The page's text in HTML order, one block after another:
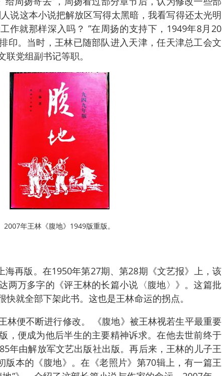
说这本小说把解放区写得太黑暗，我看写得还太光明
作就那样深入吗？ ”在周扬的支持下，1949年8月20
印。当时，王林已随部队进入天津，任天津总工会文
党组副书记等职。
2007年王林《腹地》1949版重版。
海再版。在1950年第27期、第28期《文艺报》上，该
两万多字的《评王林的长篇小说〈腹地〉》。这篇批
快就全部下架此书。这也是王林命运的拐点。
林便不断进行修改。 《腹地》被王林视若生平最重要
，便成为他后半生的主要精神诉求。在他去世前终于
年由解放军文艺出版社出版。再后来，王林的儿子王
版本的《腹地》。在《老照片》第70辑上，有一篇王